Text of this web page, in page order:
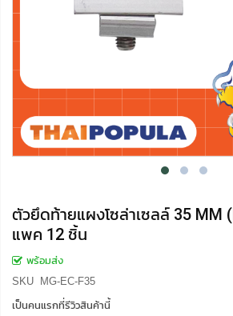
ตัวยึดท้ายแผงโซล่าเซลล์ 35 MM
แพค 12 ชิ้น
พร้อมส่ง
SKU
MG-EC-F35
เป็นคนแรกที่รีวิวสินค้านี้